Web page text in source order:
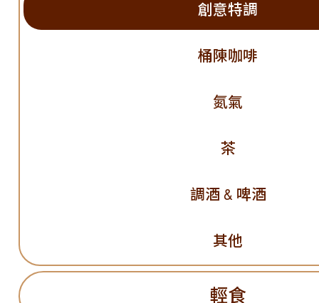
創意特調
桶陳咖啡
氮氣
茶
調酒 & 啤酒
其他
輕食